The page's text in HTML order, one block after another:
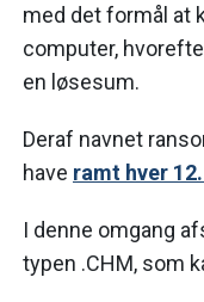
med det formål at
computer,
en løsesum.
Deraf navnet
have ramt hver
I denne omgang
typen .CHM, som